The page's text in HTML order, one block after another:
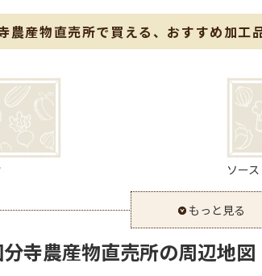
農産物直売所で買える、おすすめ加工
ソース
もっと見る
分寺農産物直売所の周辺地図